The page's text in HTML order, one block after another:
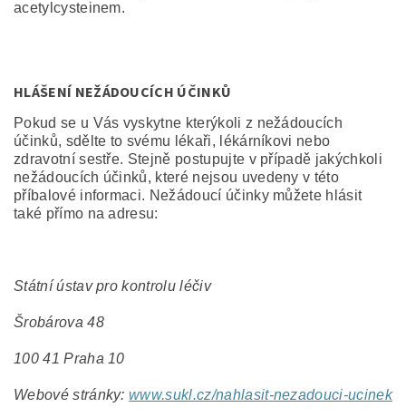
acetylcysteinem.
HLÁŠENÍ NEŽÁDOUCÍCH ÚČINKŮ
Pokud se u Vás vyskytne kterýkoli z nežádoucích
účinků, sdělte to svému lékaři, lékárníkovi nebo
zdravotní sestře. Stejně postupujte v případě jakýchkoli
nežádoucích účinků, které nejsou uvedeny v této
příbalové informaci. Nežádoucí účinky můžete hlásit
také přímo na adresu:
Státní ústav pro kontrolu léčiv
Šrobárova 48
100 41 Praha 10
Webové stránky:www.sukl.cz/nahlasit-nezadouci-ucinek